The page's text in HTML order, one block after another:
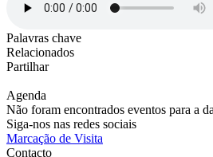
Palavras chave
Relacionados
Partilhar
Agenda
Não foram encontrados eventos para a
Siga-nos nas redes sociais
Marcação de Visita
Contacto